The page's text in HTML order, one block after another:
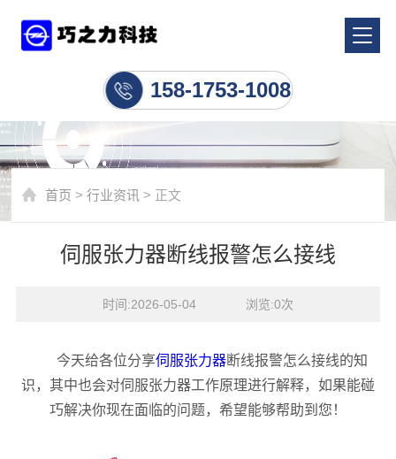
158-1753-1008
首页 >行业资讯 > 正文
伺服张力器断线报警怎么接线
时间:2026-05-04    浏览:0次
今天给各位分享伺服张力器断线报警怎么接线的知
识，其中也会对伺服张力器工作原理进行解释，如果能碰
巧解决你现在面临的问题，希望能够帮助到您！